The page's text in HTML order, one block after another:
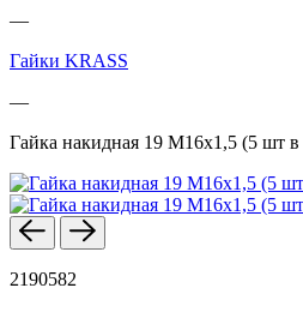
—
Гайки KRASS
—
Гайка накидная 19 М16х1,5 (5 шт в
2190582